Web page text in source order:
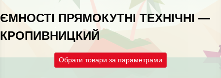
ЄМНОСТІ ПРЯМОКУТНІ ТЕХНІЧНІ —
КРОПИВНИЦКИЙ
Обрати товари за параметрами